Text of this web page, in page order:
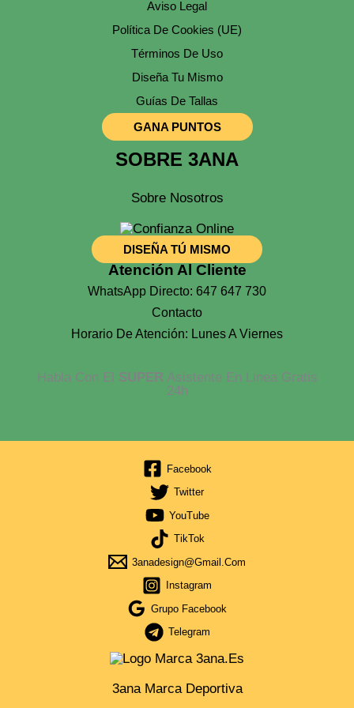
Aviso Legal
Política De Cookies (UE)
Términos De Uso
Diseña Tu Mismo
Guías De Tallas
GANA PUNTOS
SOBRE 3ANA
Sobre Nosotros
DISEÑA TÚ MISMO
Atención Al Cliente
WhatsApp Directo: 647 647 730
Contacto
Horario De Atención: Lunes A Viernes
Habla Con El SUPERAsistente En Linea Gratis
24h
Facebook
Twitter
YouTube
TikTok
3anadesign@gmail.com
Instagram
Grupo Facebook
Telegram
3ana Marca Deportiva